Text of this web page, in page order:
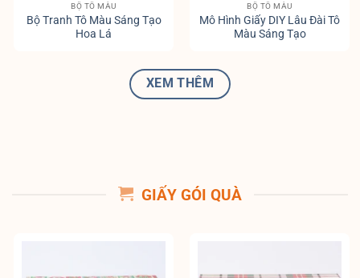
BỘ TÔ MÀU
Bộ Tranh Tô Màu Sáng Tạo
Hoa Lá
BỘ TÔ MÀU
Mô Hình Giấy DIY Lâu Đài Tô
Màu Sáng Tạo
XEM THÊM
GIẤY GÓI QUÀ